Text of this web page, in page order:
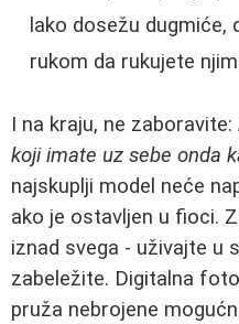
lako dosežu dugmiće,
rukom da rukujete
I na kraju, ne zaboravite:
koji imate uz sebe onda
najskuplji model neće
ako je ostavljen u fioci.
iznad svega - uživajte u
zabeležite. Digitalna
pruža nebrojene